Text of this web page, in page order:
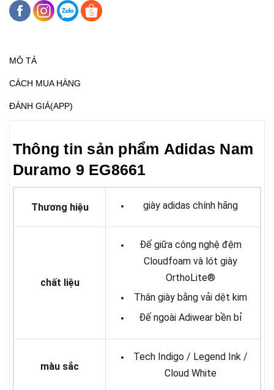
MÔ TẢ
CÁCH MUA HÀNG
ĐÁNH GIÁ(APP)
Thông tin sản phẩm Adidas Nam
Duramo 9 EG8661
Thương hiệu giày adidas chính hãng
chất liệu
Đế giữa công nghệ đệm
Cloudfoam và lót giày
OrthoLite®
Thân giày bằng vải dệt kim
Đế ngoài Adiwear bền bỉ
màu sắc
Tech Indigo / Legend Ink /
Cloud White